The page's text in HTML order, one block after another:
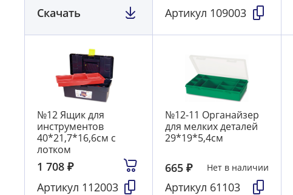
Скачать
Артикул 109003
№12 Ящик для
инструментов
40*21,7*16,6см с
лотком
1 708 ₽
Артикул 112003
№12-11 Органайзер
для мелких деталей
29*19*5,4см
665₽ Нет в наличии
Артикул 61103